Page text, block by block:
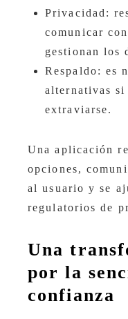
Privacidad:
comunicar
gestionan los
Respaldo: es
alternativas
extraviarse.
Una aplicación
opciones,
al usuario y se
regulatorios de
Una
por la
confianza